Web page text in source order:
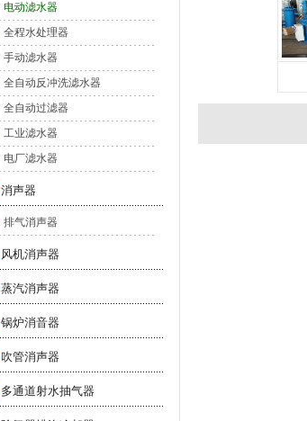
电动滤水器
全程水处理器
手动滤水器
全自动反冲洗滤水器
全自动过滤器
工业滤水器
电厂滤水器
消声器
排气消声器
风机消声器
蒸汽消声器
锅炉消音器
吹管消声器
多通道射水抽气器